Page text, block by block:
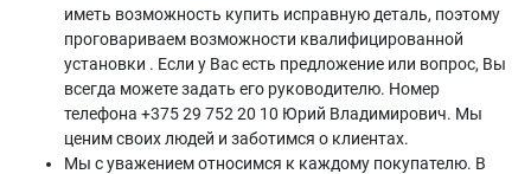
иметь возможность купить исправную деталь, поэтому
проговариваем возможности квалифицированной
установки . Если у Вас есть предложение или вопрос, Вы
всегда можете задать его руководителю. Номер
телефона +375 29 752 20 10 Юрий Владимирович. Мы
ценим своих людей и заботимся о клиентах.
Мы с уважением относимся к каждому покупателю. В